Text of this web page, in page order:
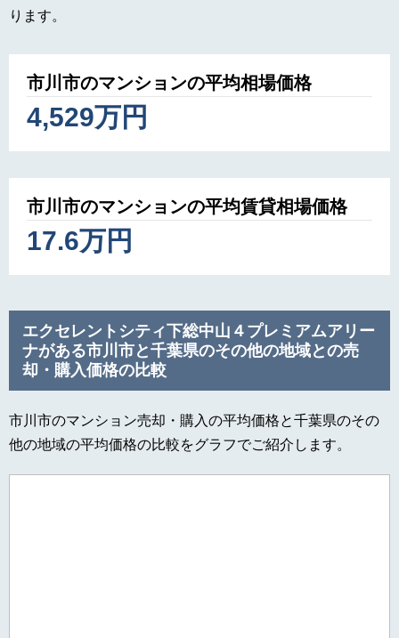
ります。
市川市のマンションの平均相場価格
4,529万円
市川市のマンションの平均賃貸相場価格
17.6万円
エクセレントシティ下総中山４プレミアムアリー
ナがある市川市と千葉県のその他の地域との売
却・購入価格の比較
市川市のマンション売却・購入の平均価格と千葉県のその
他の地域の平均価格の比較をグラフでご紹介します。